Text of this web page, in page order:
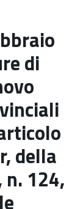
di
della
n. 124,